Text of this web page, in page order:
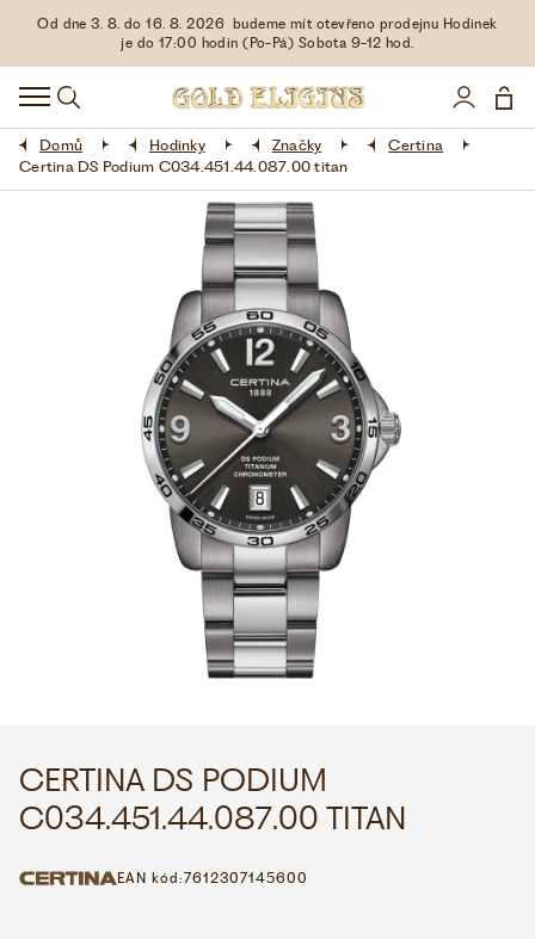
Od dne 3. 8. do 16. 8. 2026 budeme mít otevřeno prodejnu Hodinek
je do 17:00 hodin (Po-Pá) Sobota 9-12 hod.
HODINKY
DOPLŇKY
ŠPERKY
LIMITOVANÉ EDICE
VŠE O NÁKUPU
WHATSAPP
VOLEJTE 9:00–18:00+420 775 138 346
Domů Hodinky Značky
Certina
Certina DS Podium C034.451.44.087.00 titan
CERTINA DS PODIUM
C034.451.44.087.00 TITAN
EAN kód:7612307145600